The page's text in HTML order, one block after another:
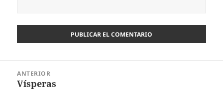
ANTERIOR
Entrada
Vísperas